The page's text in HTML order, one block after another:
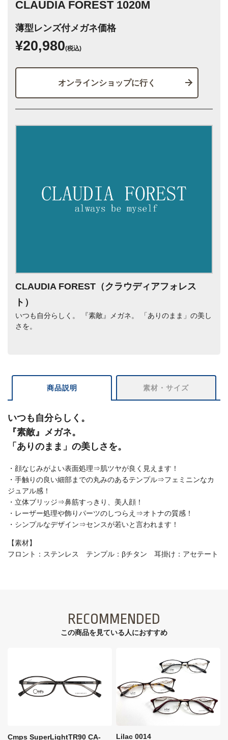
CLAUDIA FOREST 1020M
薄型レンズ付メガネ価格
¥20,980(税込)
オンラインショップに行く
CLAUDIA FOREST（クラウディアフォレス
ト）
いつも自分らしく。 『素敵』メガネ。 「ありのまま」の美し
さを。
商品説明 素材・サイズ
いつも自分らしく。
『素敵』メガネ。
「ありのまま」の美しさを。
・顔なじみがよい表面処理⇒肌ツヤが良く見えます！
・手触りの良い細部までの丸みのあるテンプル⇒フェミニンなカ
ジュアル感！
・立体ブリッジ⇒鼻筋すっきり、美人顔！
・レーザー処理や飾りパーツのしつらえ⇒オトナの質感！
・シンプルなデザイン⇒センスが若いと言われます！
【素材】
フロント：ステンレス テンプル：βチタン 耳掛け：アセテート
RECOMMENDED
この商品を見ている⼈におすすめ
Cmps SuperLightTR90 CA- Lilac 0014